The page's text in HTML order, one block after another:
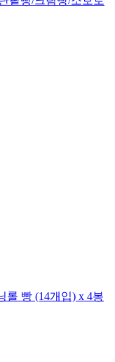
팥빵/크림빵/소보로
롤 빵 (14개입) x 4봉